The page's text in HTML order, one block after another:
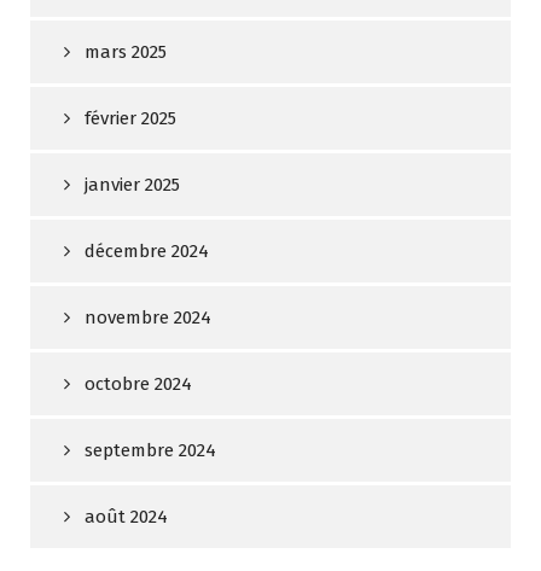
mars 2025
février 2025
janvier 2025
décembre 2024
novembre 2024
octobre 2024
septembre 2024
août 2024